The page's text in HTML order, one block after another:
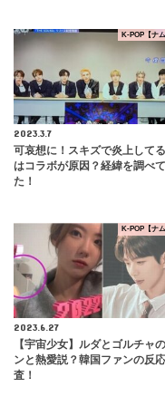
K-POP【ナム
2023.3.7
可哀想に！スキズで炎上して
はコラボが原因？経緯を調べ
た！
K-POP【ナム
2023.6.27
【宇宙少女】ルダとゴルチャ
ンと熱愛説？韓国ファンの反
査！